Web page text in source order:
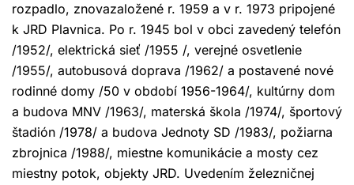
rozpadlo, znovazaložené r. 1959 a v r. 1973 pripojené
k JRD Plavnica. Po r. 1945 bol v obci zavedený telefón
/1952/, elektrická sieť /1955 /, verejné osvetlenie
/1955/, autobusová doprava /1962/ a postavené nové
rodinné domy /50 v období 1956-1964/, kultúrny dom
a budova MNV /1963/, materská škola /1974/, športový
štadión /1978/ a budova Jednoty SD /1983/, požiarna
zbrojnica /1988/, miestne komunikácie a mosty cez
miestny potok, objekty JRD. Uvedením železničnej